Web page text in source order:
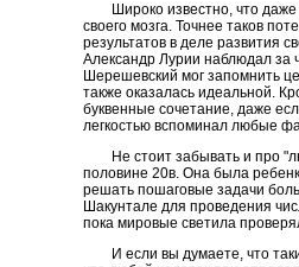
Широко известно, что
своего мозга. Точнее таков
результатов в деле развития
Александр Лурии наблюдал за
Шерешевский мог запомнить
также оказалась идеальной.
буквенные сочетание, даже
легкостью вспоминал любые
Не стоит забывать и про
половине 20в. Она была
решать пошаговые задачи
Шакунтале для проведения
пока мировые светила
И если вы думаете, что